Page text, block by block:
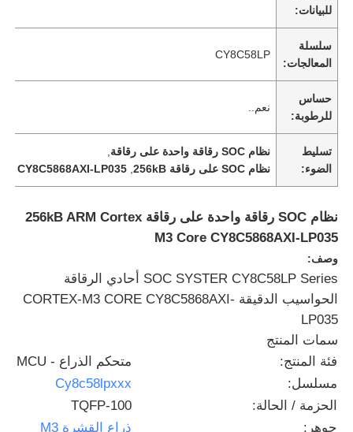
الصفحة الرئيسية
المنتجات
فيديوهات
حولنا
جولة في المصنع
للبيانات:
سلسلة
المعالجات:
CY8C58LP
حساس
للرطوبة:
نعم..
تسليط
الضوء:
نظام SOC رقاقة واحدة على رقاقة
نظام SOC على رقاقة 256kB
,
CY8C5868AXI-LP035
نظام SOC رقاقة واحدة على رقاقة 256kB ARM Cortex
M3 Core CY8C5868AXI-LP035
وصف:
SOC SYSTER CY8C58LP Series أحادي الرقاقة
الحواسيب الدقيقة CORTEX-M3 CORE CY8C5868AXI-
LP035
سمات المنتج
فئة المنتج:
متحكم الذراع - MCU
مسلسل:
Cy8c58lpxxx
الحزمة / الحالة:
TQFP-100
جوهر:
ذراع القشرة M3